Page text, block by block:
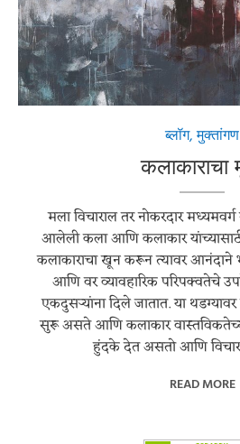
Image by
Layers
from
Pixabay
ब्लॉग,मुक्तांगण
कलाकाराचा
मला विचाराल तर नोकरदार
आलेली कला आणि कलाकार
कलाकाराचा खून करून त्यावर आनंदाने
आणि वर व्यावहारिक परिपक्वतेचे
एकदुसऱ्यांना दिले जातात. या
सुरू असते आणि कलाकार
हुंदके देत असतो आणि
READ MORE